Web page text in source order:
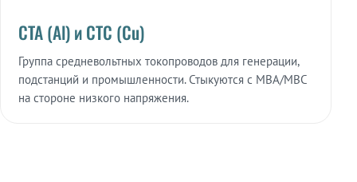
СТА (Al) и СТС (Cu)
Группа средневольтных токопроводов для генерации,
подстанций и промышленности. Стыкуются с МВА/МВС
на стороне низкого напряжения.